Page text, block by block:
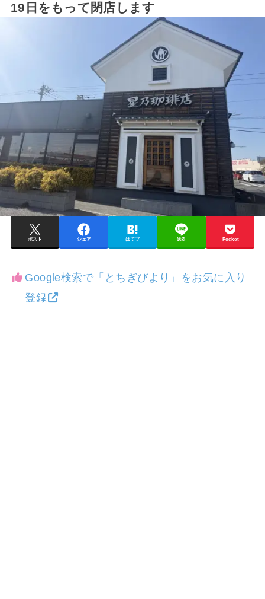
19日をもって閉店します
ポスト シェア はてブ 送る Pocket
Google検索で「とちぎびより」をお気に入り
登録